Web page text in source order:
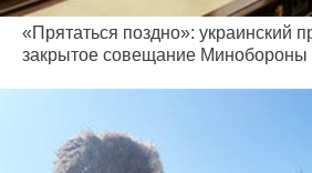
«Прятаться поздно»: украинский
закрытое совещание